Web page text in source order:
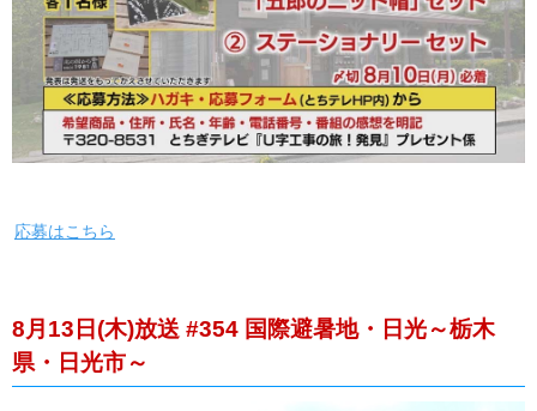
応募はこちら
8月13日(木)放送 #354 国際避暑地・日光～栃木
県・日光市～